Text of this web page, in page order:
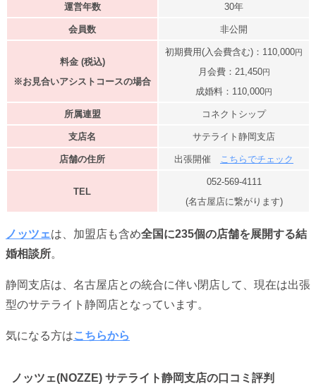
運営年数 30年
会員数 非公開
料金 (税込)
※お見合いアシストコースの場合
初期費用(入会費含む)：110,000円
月会費：21,450円
成婚料：110,000円
所属連盟 コネクトシップ
支店名 サテライト静岡支店
店舗の住所 出張開催 こちらでチェック
TEL
052-569-4111
(名古屋店に繋がります)
ノッツェは、加盟店も含め全国に235個の店舗を展開する結
婚相談所。
静岡支店は、名古屋店との統合に伴い閉店して、現在は出張
型のサテライト静岡店となっています。
気になる方はこちらから
ノッツェ(NOZZE) サテライト静岡支店の口コミ評判